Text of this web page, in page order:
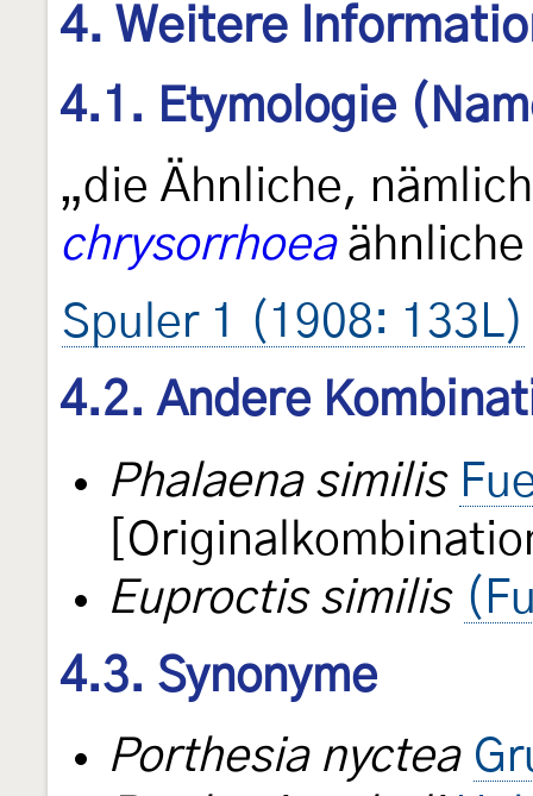
4. Weitere
4.1. Etymologie
„die Ähnliche,
chrysorrhoeaähnliche
Spuler 1 (1908: 133L)
4.2. Andere
Phalaena similis
Euproctis similis
4.3. Synonyme
Porthesia nyctea